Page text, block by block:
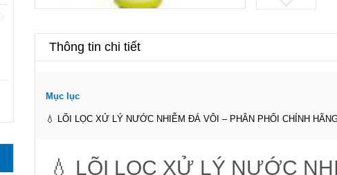
Thông tin chi tiết
Mục lục
💧 LÕI LỌC XỬ LÝ NƯỚC NHIỄM ĐÁ VÔI – PHÂN PHỐI CHÍNH
💧 LÕI LỌC XỬ LÝ NƯỚC